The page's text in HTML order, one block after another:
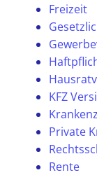
Freizeit
KFZ
Private
Rente